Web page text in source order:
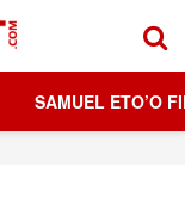
SAMUEL ETO’O